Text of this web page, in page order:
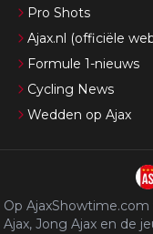
Pro Shots
Ajax.nl (officiële
Formule 1-nieuws
Cycling News
Wedden op Ajax
Op
Ajax, Jong Ajax en de